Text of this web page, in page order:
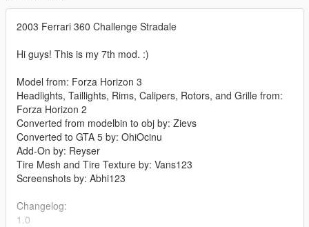
2003 Ferrari 360 Challenge Stradale
Hi guys! This is my 7th mod. :)
Model from: Forza Horizon 3
Headlights, Taillights, Rims, Calipers, Rotors, and Grille from:
Forza Horizon 2
Converted from modelbin to obj by: Zievs
Converted to GTA 5 by: OhiOcinu
Add-On by: Reyser
Tire Mesh and Tire Texture by: Vans123
Screenshots by: Abhi123
Changelog:
1.0